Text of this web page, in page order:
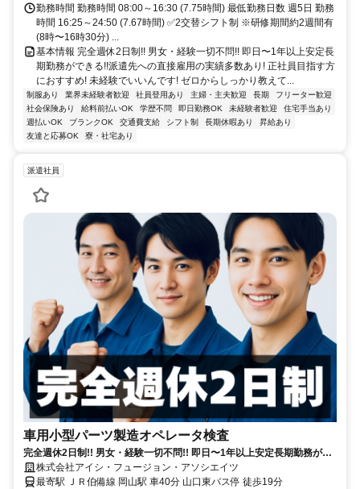
勤務時間 勤務時間 08:00～16:30 (7.75時間) 最低勤務日数 週5日 勤務
時間 16:25～24:50 (7.67時間) ✅2交替シフト制 ※研修期間約2週間有
(8時〜16時30分) ...
基本情報 完全週休2日制!! 男女・経験一切不問!! 即日〜1年以上安定長
期勤務ができる!!派遣先への直接雇用の実績多数あり! 正社員目指す方
におすすめ! 未経験でいいんです! ゼロからしっかり教えて...
制服あり 業界未経験者歓迎 社員登用あり 主婦・主夫歓迎 長期
フリーター歓迎
社会保険あり
給料前払いOK 学歴不問 即日勤務OK 未経験者歓迎
住宅手当あり
週払いOK
ブランクOK 交通費支給 シフト制 長期休暇あり
昇給あり
友達と応募OK
寮・社宅あり
派遣社員
車用小型パーツ製造オペレータ検査
完全週休2日制!! 男女・経験一切不問!! 即日〜1年以上安定長期勤務がで
きる!!派遣先への直接雇用の実績多数あり!
株式会社アイシ・フュージョン・アソシエイツ
最寄駅 ＪＲ伯備線 岡山駅 車40分 山口東バス停 徒歩19分